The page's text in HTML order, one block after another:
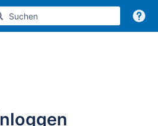
Weitere Informationen